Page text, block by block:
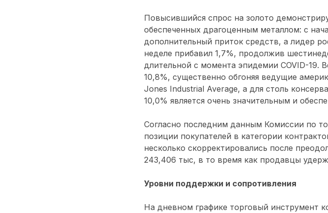
Повысившийся спрос на золото
обеспеченных драгоценным металлом: с
дополнительный приток средств, а лидер
неделе прибавил 1,7%, продолжив
длительной с момента эпидемии COVID-19.
10,8%, существенно обгоняя ведущие
Jones Industrial Average, а для столь
10,0% является очень значительным и
Согласно последним данным Комиссии по
позиции покупателей в категории
несколько скорректировались после
243,406 тыс, в то время как продавцы
Уровни поддержки и сопротивления
На дневном графике торговый инструмент